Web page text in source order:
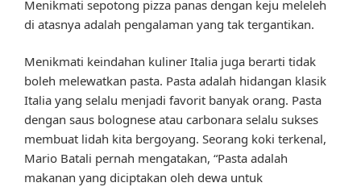
Menikmati sepotong pizza panas dengan keju meleleh
di atasnya adalah pengalaman yang tak tergantikan.
Menikmati keindahan kuliner Italia juga berarti tidak
boleh melewatkan pasta. Pasta adalah hidangan klasik
Italia yang selalu menjadi favorit banyak orang. Pasta
dengan saus bolognese atau carbonara selalu sukses
membuat lidah kita bergoyang. Seorang koki terkenal,
Mario Batali pernah mengatakan, “Pasta adalah
makanan yang diciptakan oleh dewa untuk